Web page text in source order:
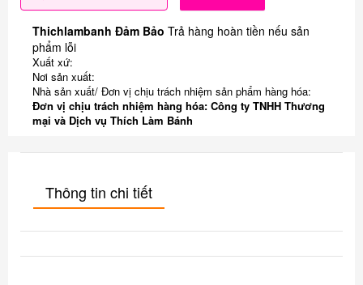
Thichlambanh Đảm Bảo Trả hàng hoàn tiền nếu sản
phẩm lỗi
Xuất xứ:
Nơi sản xuất:
Nhà sản xuất/ Đơn vị chịu trách nhiệm sản phẩm hàng hóa:
Đơn vị chịu trách nhiệm hàng hóa: Công ty TNHH Thương
mại và Dịch vụ Thích Làm Bánh
Thông tin chi tiết